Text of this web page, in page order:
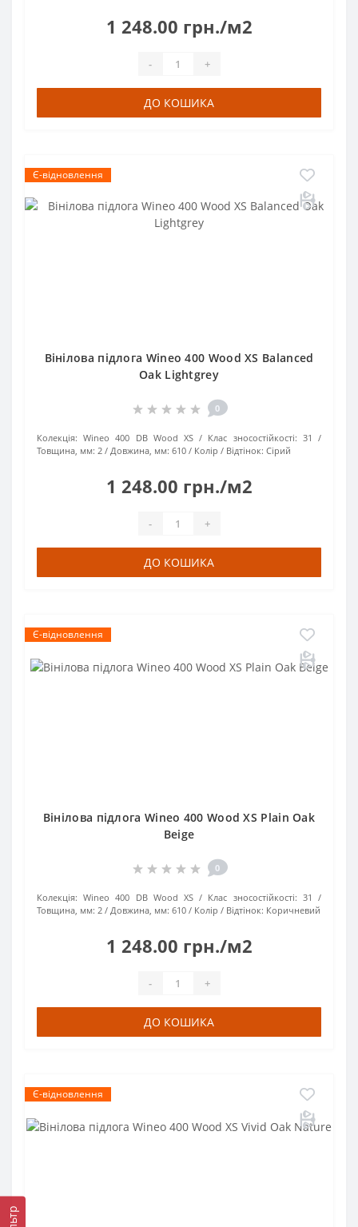
1 248.00 грн./м2
- +
ДО КОШИКА
Є-відновлення
Вінілова підлога Wineo 400 Wood XS Balanced
Oak Lightgrey
0
Колекція: Wineo 400 DB Wood XS Клас зносостійкості: 31
Товщина, мм: 2 Довжина, мм: 610 Колір / Відтінок: Сірий
1 248.00 грн./м2
- +
ДО КОШИКА
Є-відновлення
Вінілова підлога Wineo 400 Wood XS Plain Oak
Beige
0
Колекція: Wineo 400 DB Wood XS Клас зносостійкості: 31
Товщина, мм: 2 Довжина, мм: 610 Колір / Відтінок: Коричневий
1 248.00 грн./м2
- +
ДО КОШИКА
Є-відновлення